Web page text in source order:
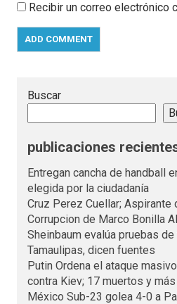
Recibir un correo electrónico
Buscar
publicaciones
Entregan cancha de handball
elegida por la ciudadanía
Cruz Perez Cuellar; Aspirante
Corrupcion de Marco Bonilla
Sheinbaum evalúa pruebas
Tamaulipas, dicen fuentes
Putin Ordena el ataque
contra Kiev; 17 muertos y
México Sub-23 golea 4-0 a